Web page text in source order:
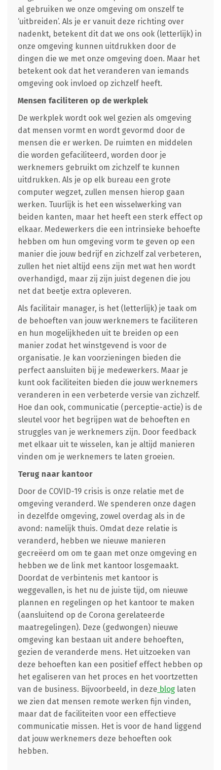
al gebruiken we onze omgeving om onszelf te
‘uitbreiden’. Als je er vanuit deze richting over
nadenkt, betekent dit dat we ons ook (letterlijk) in
onze omgeving kunnen uitdrukken door de
dingen die we met onze omgeving doen. Maar het
betekent ook dat het veranderen van iemands
omgeving ook invloed op zichzelf heeft.
Mensen faciliteren op de werkplek
De werkplek wordt ook wel gezien als omgeving
dat mensen vormt en wordt gevormd door de
mensen die er werken. De ruimten en middelen
die worden gefaciliteerd, worden door je
werknemers gebruikt om zichzelf te kunnen
uitdrukken. Als je op elk bureau een grote
computer wegzet, zullen mensen hierop gaan
werken. Tuurlijk is het een wisselwerking van
beiden kanten, maar het heeft een sterk effect op
elkaar. Medewerkers die een intrinsieke behoefte
hebben om hun omgeving vorm te geven op een
manier die jouw bedrijf en zichzelf zal verbeteren,
zullen het niet altijd eens zijn met wat hen wordt
overhandigd, maar zij zijn juist degenen die jou
net dat beetje extra opleveren.
Als facilitair manager, is het (letterlijk) je taak om
de behoeften van jouw werknemers te faciliteren
en hun mogelijkheden uit te breiden op een
manier zodat het winstgevend is voor de
organisatie. Je kan voorzieningen bieden die
perfect aansluiten bij je medewerkers. Maar je
kunt ook faciliteiten bieden die jouw werknemers
veranderen in een verbeterde versie van zichzelf.
Hoe dan ook, communicatie (perceptie-actie) is de
sleutel voor het begrijpen wat de behoeften en
struggles van je werknemers zijn. Door feedback
met elkaar uit te wisselen, kan je altijd manieren
vinden om je werknemers te laten groeien.
Terug naar kantoor
Door de COVID-19 crisis is onze relatie met de
omgeving veranderd. We spenderen onze dagen
in dezelfde omgeving, zowel overdag als in de
avond: namelijk thuis. Omdat deze relatie is
veranderd, hebben we nieuwe manieren
gecreëerd om om te gaan met onze omgeving en
hebben we de link met kantoor losgemaakt.
Doordat de verbintenis met kantoor is
weggevallen, is het nu de juiste tijd, om nieuwe
plannen en regelingen op het kantoor te maken
(aansluitend op de Corona gerelateerde
maatregelingen). Deze (gedwongen) nieuwe
omgeving kan bestaan uit andere behoeften,
gezien de veranderde mens. Het uitzoeken van
deze behoeften kan een positief effect hebben op
het egaliseren van het proces en het voortzetten
van de business. Bijvoorbeeld, in deze bloglaten
we zien dat mensen remote werken fijn vinden,
maar dat de faciliteiten voor een effectieve
communicatie missen. Het is voor de hand liggend
dat jouw werknemers deze behoeften ook
hebben.